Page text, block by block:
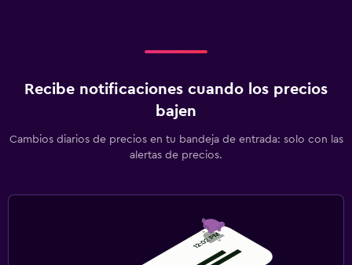
Recibe notificaciones cuando los precios
bajen
Cambios diarios de precios en tu bandeja de entrada: solo con las
alertas de precios.